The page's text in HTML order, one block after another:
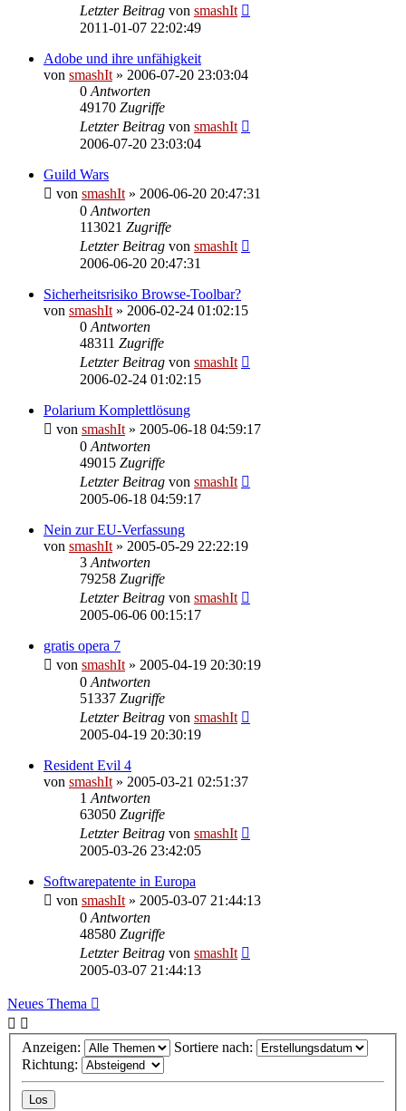
Letzter Beitrag von smashIt
2011-01-07 22:02:49
Adobe und ihre unfähigkeit
von smashIt » 2006-07-20 23:03:04
0 Antworten
49170 Zugriffe
Letzter Beitrag von smashIt
2006-07-20 23:03:04
Guild Wars
von smashIt » 2006-06-20 20:47:31
0 Antworten
113021 Zugriffe
Letzter Beitrag von smashIt
2006-06-20 20:47:31
Sicherheitsrisiko Browse-Toolbar?
von smashIt » 2006-02-24 01:02:15
0 Antworten
48311 Zugriffe
Letzter Beitrag von smashIt
2006-02-24 01:02:15
Polarium Komplettlösung
von smashIt » 2005-06-18 04:59:17
0 Antworten
49015 Zugriffe
Letzter Beitrag von smashIt
2005-06-18 04:59:17
Nein zur EU-Verfassung
von smashIt » 2005-05-29 22:22:19
3 Antworten
79258 Zugriffe
Letzter Beitrag von smashIt
2005-06-06 00:15:17
gratis opera 7
von smashIt » 2005-04-19 20:30:19
0 Antworten
51337 Zugriffe
Letzter Beitrag von smashIt
2005-04-19 20:30:19
Resident Evil 4
von smashIt » 2005-03-21 02:51:37
1 Antworten
63050 Zugriffe
Letzter Beitrag von smashIt
2005-03-26 23:42:05
Softwarepatente in Europa
von smashIt » 2005-03-07 21:44:13
0 Antworten
48580 Zugriffe
Letzter Beitrag von smashIt
2005-03-07 21:44:13
Neues Thema
Anzeigen:
Sortiere nach:
Richtung: